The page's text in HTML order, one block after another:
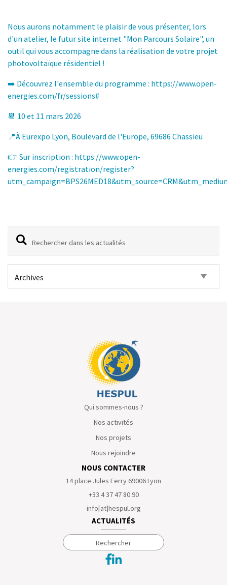
Nous aurons notamment le plaisir de vous présenter, lors
d'un atelier, le futur site internet "Mon Parcours Solaire", un
outil qui vous accompagne dans la réalisation de votre projet
photovoltaïque résidentiel !
➡️ Découvrez l'ensemble du programme : https://www.open-
energies.com/fr/sessions#
📆 10 et 11 mars 2026
📍À Eurexpo Lyon, Boulevard de l'Europe, 69686 Chassieu
👉 Sur inscription : https://www.open-
energies.com/registration/register?
Qui sommes-nous ?
Nos activités
Nos projets
Nous rejoindre
NOUS CONTACTER
14 place Jules Ferry 69006 Lyon
+33 4 37 47 80 90
info[at]hespul.org
ACTUALITÉS